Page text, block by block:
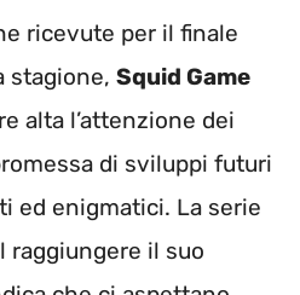
ricevute per il finale
stagione, Squid Game
alta l’attenzione dei
di sviluppi futuri
ed enigmatici. La serie
raggiungere il suo